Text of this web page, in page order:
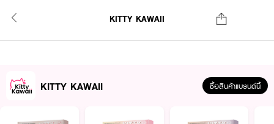
KITTY KAWAII
KITTY KAWAII ซื้อสินค้าแบรนด์นี้